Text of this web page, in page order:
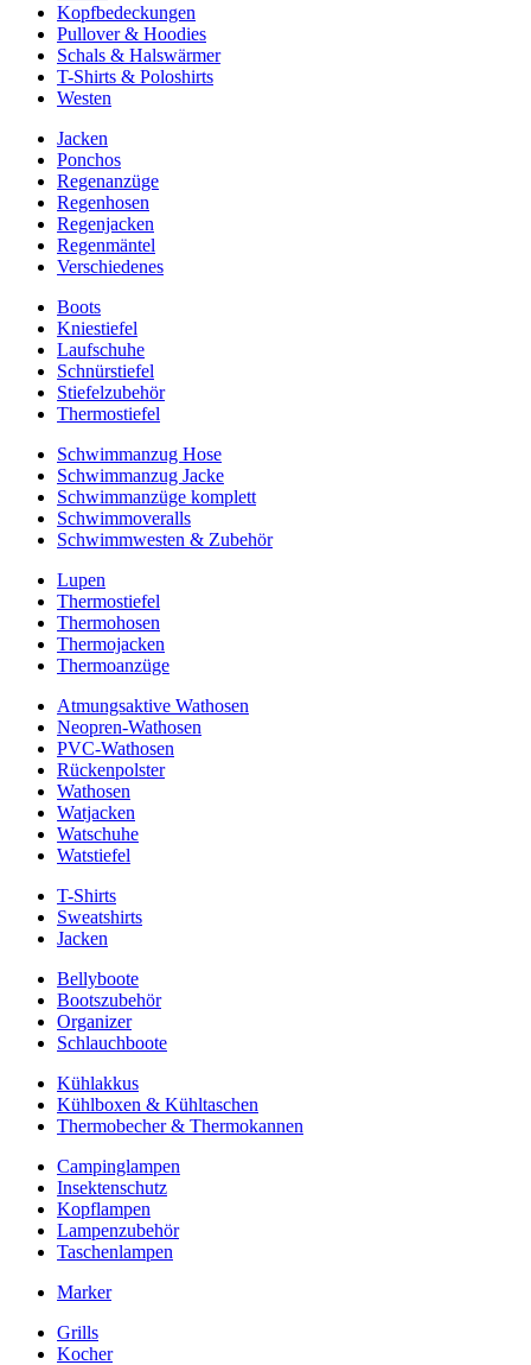
Kopfbedeckungen
Pullover & Hoodies
Schals & Halswärmer
T-Shirts & Poloshirts
Westen
Jacken
Ponchos
Regenanzüge
Regenhosen
Regenjacken
Regenmäntel
Verschiedenes
Boots
Kniestiefel
Laufschuhe
Schnürstiefel
Stiefelzubehör
Thermostiefel
Schwimmanzug Hose
Schwimmanzug Jacke
Schwimmanzüge komplett
Schwimmoveralls
Schwimmwesten & Zubehör
Lupen
Thermostiefel
Thermohosen
Thermojacken
Thermoanzüge
Atmungsaktive Wathosen
Neopren-Wathosen
PVC-Wathosen
Rückenpolster
Wathosen
Watjacken
Watschuhe
Watstiefel
T-Shirts
Sweatshirts
Jacken
Bellyboote
Bootszubehör
Organizer
Schlauchboote
Kühlakkus
Kühlboxen & Kühltaschen
Thermobecher & Thermokannen
Campinglampen
Insektenschutz
Kopflampen
Lampenzubehör
Taschenlampen
Marker
Grills
Kocher